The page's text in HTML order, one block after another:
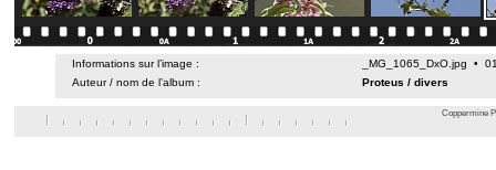
Informations sur l’image :
_MG_1065_DxO.jpg •
Auteur / nom de l’album :
Proteus / divers
Coppermine